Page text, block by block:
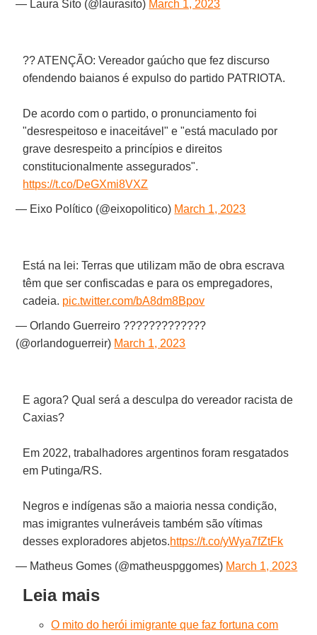
— Laura Sito (@laurasito) March 1, 2023
?? ATENÇÃO: Vereador gaúcho que fez discurso
ofendendo baianos é expulso do partido PATRIOTA.
De acordo com o partido, o pronunciamento foi
"desrespeitoso e inaceitável" e "está maculado por
grave desrespeito a princípios e direitos
constitucionalmente assegurados".
https://t.co/DeGXmi8VXZ
— Eixo Político (@eixopolitico) March 1, 2023
Está na lei: Terras que utilizam mão de obra escrava
têm que ser confiscadas e para os empregadores,
cadeia. pic.twitter.com/bA8dm8Bpov
— Orlando Guerreiro ?????????????
(@orlandoguerreir) March 1, 2023
E agora? Qual será a desculpa do vereador racista de
Caxias?
Em 2022, trabalhadores argentinos foram resgatados
em Putinga/RS.
Negros e indígenas são a maioria nessa condição,
mas imigrantes vulneráveis também são vítimas
desses exploradores abjetos.https://t.co/yWya7fZtFk
— Matheus Gomes (@matheuspggomes) March 1, 2023
Leia mais
O mito do herói imigrante que faz fortuna com